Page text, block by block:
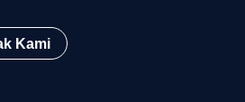
Kami